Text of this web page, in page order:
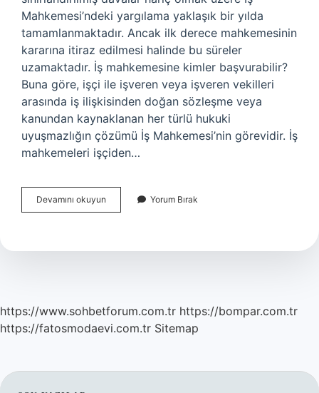
Mahkemesi’ndeki yargılama yaklaşık bir yılda
tamamlanmaktadır. Ancak ilk derece mahkemesinin
kararına itiraz edilmesi halinde bu süreler
uzamaktadır. İş mahkemesine kimler başvurabilir?
Buna göre, işçi ile işveren veya işveren vekilleri
arasında iş ilişkisinden doğan sözleşme veya
kanundan kaynaklanan her türlü hukuki
uyuşmazlığın çözümü İş Mahkemesi’nin görevidir. İş
mahkemeleri işçiden…
Devamını okuyun
Adli
Yorum Bırak
https://www.sohbetforum.com.tr https://bompar.com.tr
https://fatosmodaevi.com.tr Sitemap